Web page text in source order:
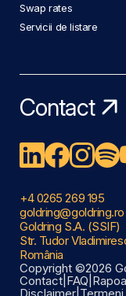
Swap rates
Servicii de listare
Contact
+4 0265 269 195
goldring@goldring.ro
Goldring S.A. (SSIF)
Str. Tudor
România
Copyright ©2026
Contact FAQ